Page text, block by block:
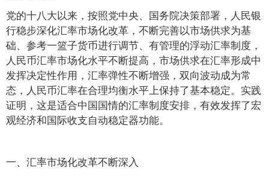
党的十八大以来，按照党中央、国务院决策部署，人民银
行稳步深化汇率市场化改革，不断完善以市场供求为基
础、参考一篮子货币进行调节、有管理的浮动汇率制度，
人民币汇率市场化水平不断提高，市场供求在汇率形成中
发挥决定性作用，汇率弹性不断增强，双向波动成为常
态，人民币汇率在合理均衡水平上保持了基本稳定。实践
证明，这是适合中国国情的汇率制度安排，有效发挥了宏
观经济和国际收支自动稳定器功能。
一、汇率市场化改革不断深入